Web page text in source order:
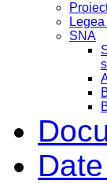
SNA